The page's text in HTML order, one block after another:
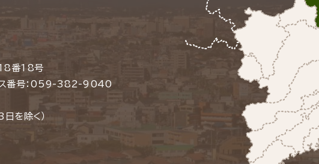
番18号
番号：059-382-9040
を除く）